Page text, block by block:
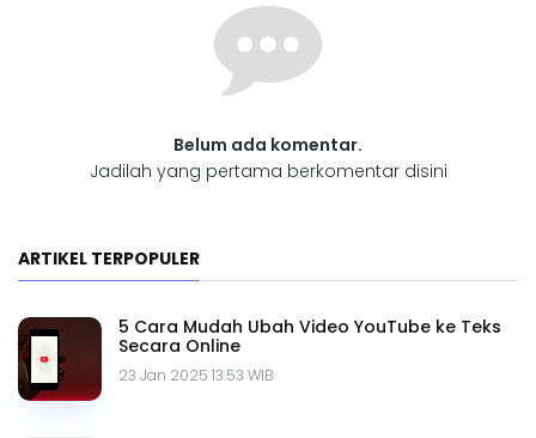
Belum ada komentar.
Jadilah yang pertama berkomentar disini
ARTIKEL TERPOPULER
5 Cara Mudah Ubah Video YouTube ke Teks
Secara Online
23 Jan 2025 13.53 WIB